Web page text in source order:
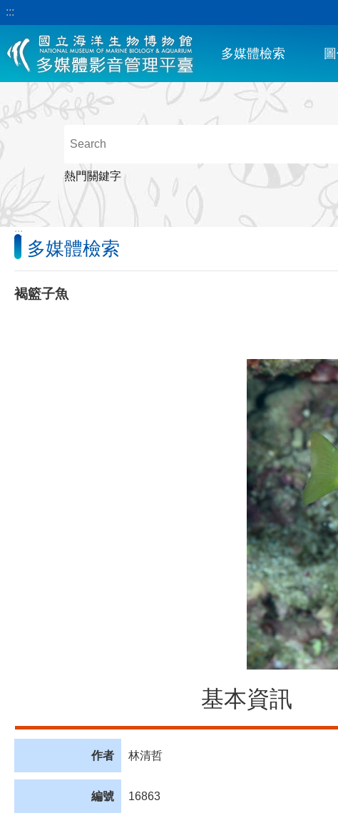
跳到主要內容區塊
:::
多媒體檢索
熱門關鍵字
:::
多媒體檢索
褐籃子魚
基本資訊
作者 林清哲
編號 16863